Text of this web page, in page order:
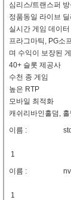
심리스/트랜스퍼 방
정품동일 라이브 딜
실시간 게임 데이터
프라그마틱, PG소
며 수익이 보장된
40+ 슬롯 제공사
수천 종 게임
높은 RTP
모바일 최적화
캐쉬리바인홀덤,
이름 :
1
이름 :
1